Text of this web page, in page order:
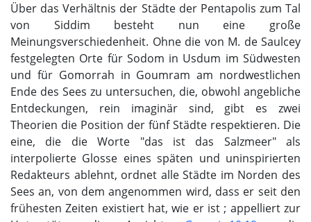
Über das Verhältnis der Städte der Pentapolis zum Tal
von Siddim besteht nun eine große
Meinungsverschiedenheit. Ohne die von M. de Saulcey
festgelegten Orte für Sodom in Usdum im Südwesten
und für Gomorrah in Goumram am nordwestlichen
Ende des Sees zu untersuchen, die, obwohl angebliche
Entdeckungen, rein imaginär sind, gibt es zwei
Theorien die Position der fünf Städte respektieren. Die
eine, die die Worte "das ist das Salzmeer" als
interpolierte Glosse eines späten und uninspirierten
Redakteurs ablehnt, ordnet alle Städte im Norden des
Sees an, von dem angenommen wird, dass er seit den
frühesten Zeiten existiert hat, wie er ist ; appelliert zur